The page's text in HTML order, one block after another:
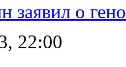
заявил о
22:00